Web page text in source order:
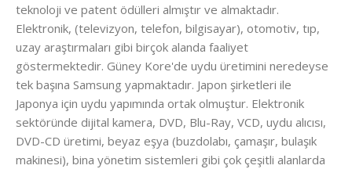
teknoloji ve patent ödülleri almıştır ve almaktadır.
Elektronik, (televizyon, telefon, bilgisayar), otomotiv, tıp,
uzay araştırmaları gibi birçok alanda faaliyet
göstermektedir. Güney Kore'de uydu üretimini neredeyse
tek başına Samsung yapmaktadır. Japon şirketleri ile
Japonya için uydu yapımında ortak olmuştur. Elektronik
sektöründe dijital kamera, DVD, Blu-Ray, VCD, uydu alıcısı,
DVD-CD üretimi, beyaz eşya (buzdolabı, çamaşır, bulaşık
makinesi), bina yönetim sistemleri gibi çok çeşitli alanlarda